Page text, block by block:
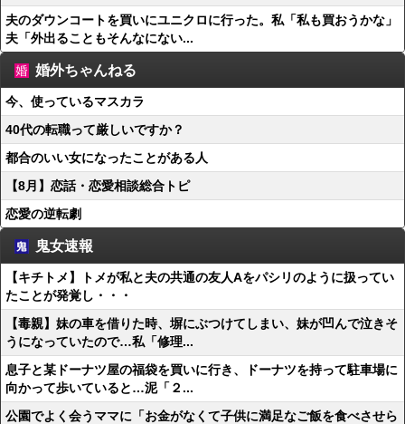
夫のダウンコートを買いにユニクロに行った。私「私も買おうかな」
夫「外出ることもそんなにない...
婚外ちゃんねる
今、使っているマスカラ
40代の転職って厳しいですか？
都合のいい女になったことがある人
【8月】恋話・恋愛相談総合トピ
恋愛の逆転劇
鬼女速報
【キチトメ】トメが私と夫の共通の友人Aをパシリのように扱ってい
たことが発覚し・・・
【毒親】妹の車を借りた時、塀にぶつけてしまい、妹が凹んで泣きそ
うになっていたので…私「修理...
息子と某ドーナツ屋の福袋を買いに行き、ドーナツを持って駐車場に
向かって歩いていると…泥「２...
公園でよく会うママに「お金がなくて子供に満足なご飯を食べさせら